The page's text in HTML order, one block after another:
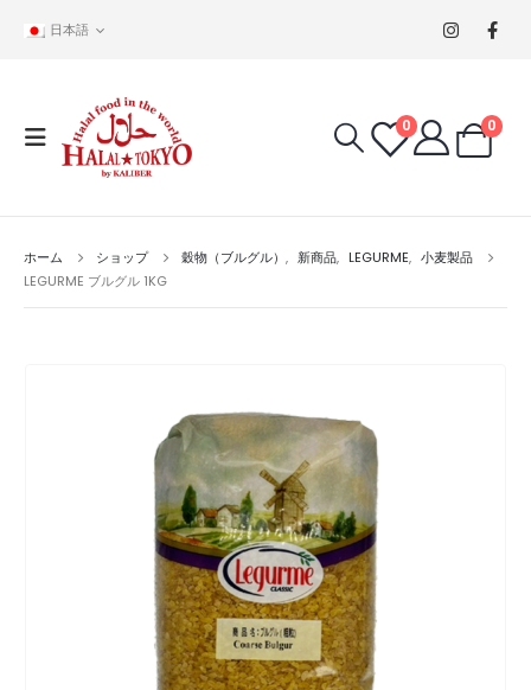
日本語
0 0
ホーム ショップ 穀物（ブルグル） , 新商品, LEGURME, 小麦製品
LEGURME ブルグル 1KG